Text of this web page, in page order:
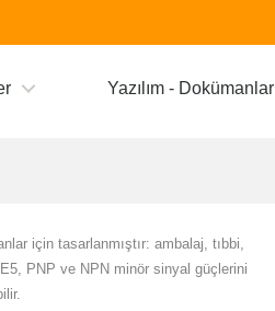
Yazılım - Dokümanlar
için tasarlanmıştır: ambalaj, tıbbi,
, PNP ve NPN minör sinyal güçlerini